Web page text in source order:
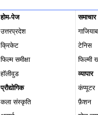
होम-पेज समाचार
उत्तरप्रदेश
क्रिकेट
टेनिस
फिल्म समीक्षा
फिल्‍मी
हॉलीवुड
व्यापार
प्रौद्योगिक
कंप्यूटर
कला संस्कृति
फ़ैशन